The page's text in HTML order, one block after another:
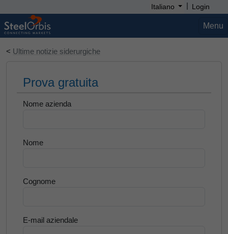
Italiano | Login
Menu
< Ultime notizie siderurgiche
Prova gratuita
Nome azienda
Nome
Cognome
E-mail aziendale